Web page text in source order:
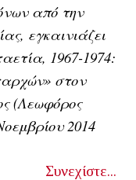
από την
εγκαινιάζει
1967-1974:
στον
(Λεωφόρος
2014
Συνεχίστε...